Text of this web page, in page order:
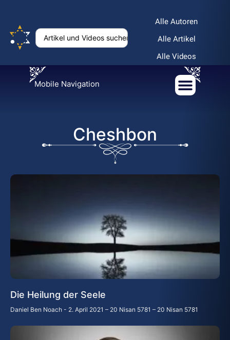
Alle Autoren
Alle Artikel
Alle Videos
Mobile Navigation
Cheshbon
Die Heilung der Seele
Daniel Ben Noach 2. April 2021 – 20 Nisan 5781 – 20 Nisan 5781